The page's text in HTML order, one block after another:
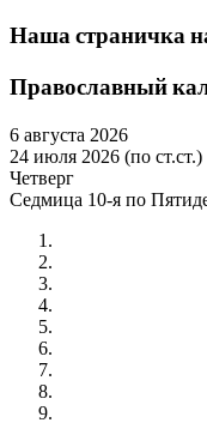
Наша страничка
Православный
6 августа 2026
24 июля 2026 (по ст.ст.)
Четверг
Седмица 10-я по